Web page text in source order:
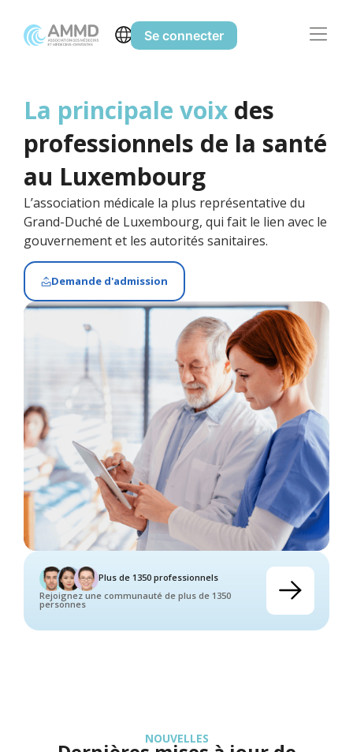
Se connecter
La principale voix des
professionnels de la santé
au Luxembourg
L’association médicale la plus représentative du
Grand-Duché de Luxembourg, qui fait le lien avec le
gouvernement et les autorités sanitaires.
Demande d'admission
Plus de 1350 professionnels
Rejoignez une communauté de plus de 1350
personnes
NOUVELLES